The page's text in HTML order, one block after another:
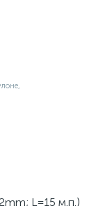
L=15 м.п.)